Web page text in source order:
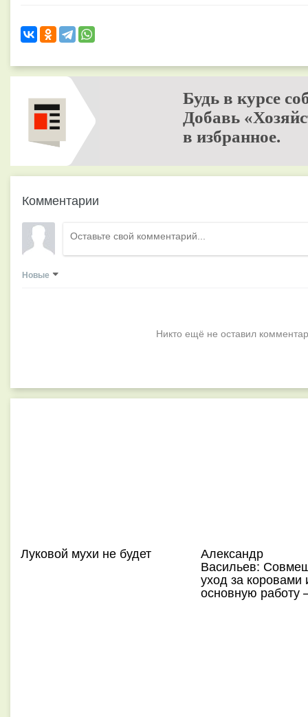
Будь в курсе
Добавь
в избранное.
Комментарии
Новые
Никто ещё не оставил
Луковой мухи не будет Александр
Васильев:
уход за коровами
основную работу